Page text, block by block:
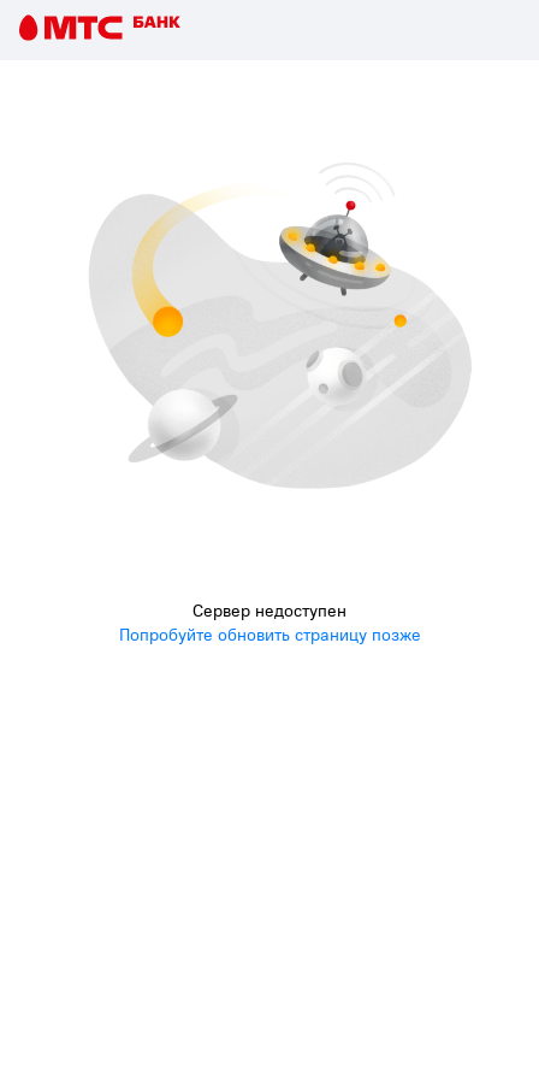
Сервер недоступен
Попробуйте обновить страницу позже